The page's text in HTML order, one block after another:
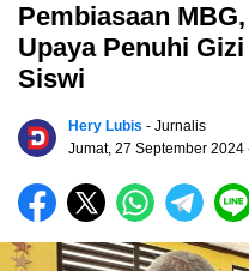
Pembiasaan
Upaya Penuhi
Siswi
Hery Lubis - Jurnalis
Jumat, 27 September 2024